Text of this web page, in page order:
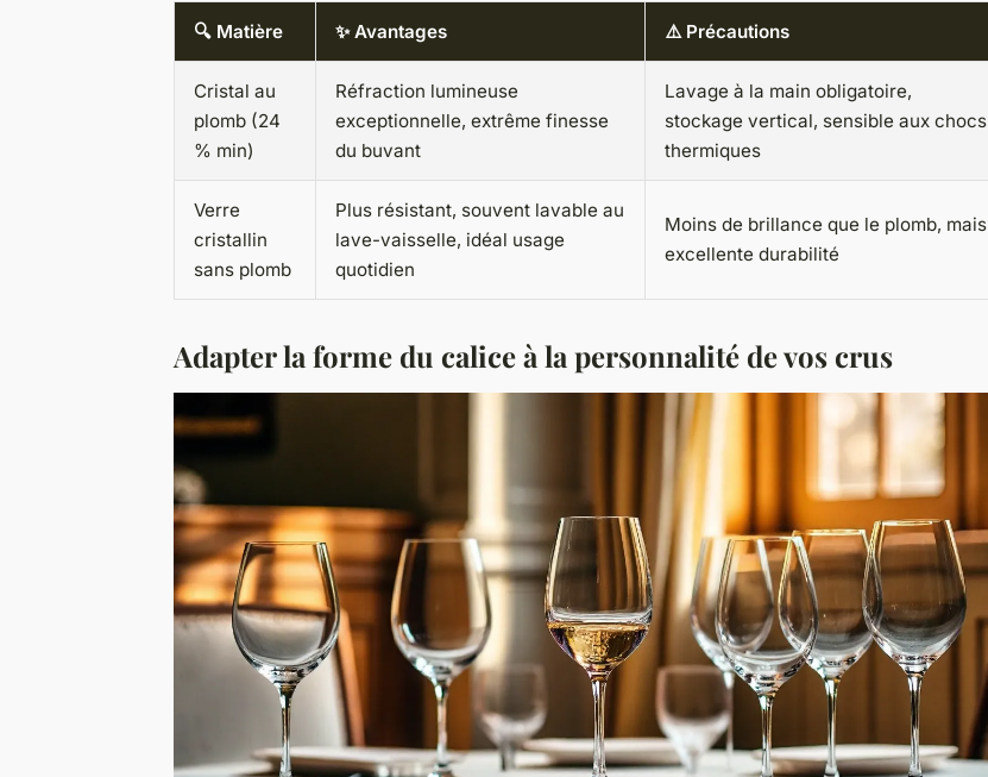
🔍 Matière ✨ Avantages ⚠️ Précautions
Cristal au
plomb (24
% min)
Réfraction lumineuse
exceptionnelle, extrême finesse
du buvant
Lavage à la main obligatoire,
stockage vertical, sensible aux chocs
thermiques
Verre
cristallin
sans plomb
Plus résistant, souvent lavable au
lave-vaisselle, idéal usage
quotidien
Moins de brillance que le plomb, mais
excellente durabilité
Adapter la forme du calice à la personnalité de vos crus